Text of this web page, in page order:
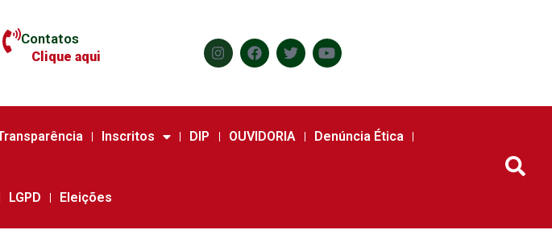
Contatos
Clique aqui
Inscritos DIP OUVIDORIA Denúncia Ética
LGPD Eleições